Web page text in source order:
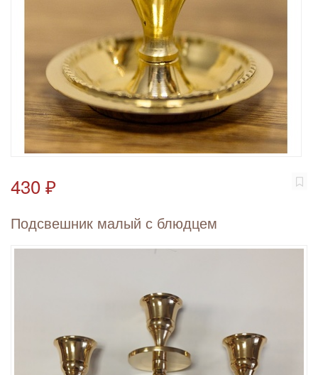
430 ₽
Подсвешник малый с блюдцем